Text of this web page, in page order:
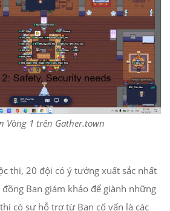
Vòng 1 trên Gather.town
thi, 20 đội có ý tưởng xuất sắc nhất
Ban giám khảo để giành những
có sự hỗ trợ từ Ban cố vấn là các